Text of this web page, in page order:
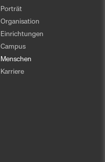
Porträt
Organisation
Einrichtungen
Campus
Menschen
Karriere